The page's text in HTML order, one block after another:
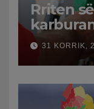
Rriten
Mesme
dhe
31 KORRIK,